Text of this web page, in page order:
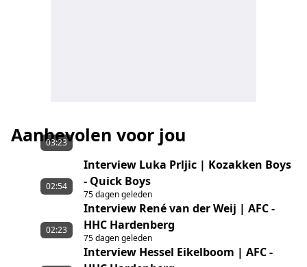
Aanbevolen voor jou
03:23
Interview Luka Prljic | Kozakken Boys
- Quick Boys
75 dagen geleden
02:54
Interview René van der Weij | AFC -
HHC Hardenberg
75 dagen geleden
02:23
Interview Hessel Eikelboom | AFC -